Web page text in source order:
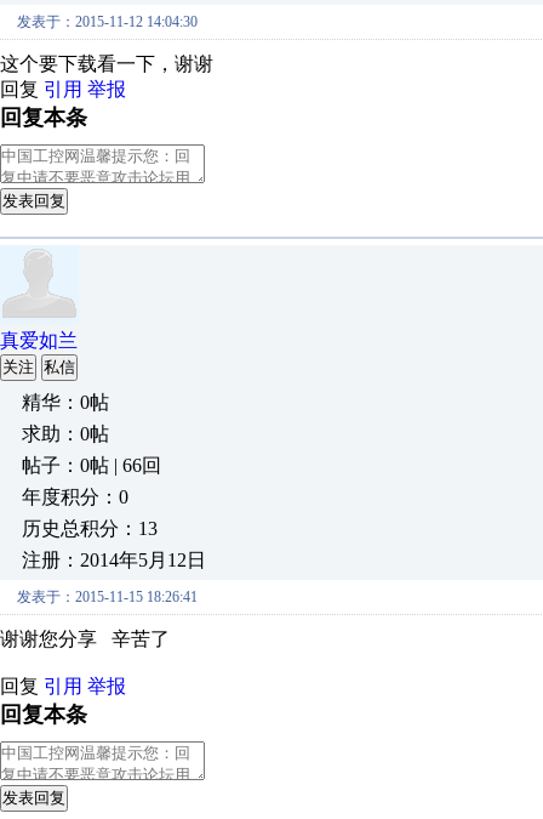
发表于：2015-11-12 14:04:30
这个要下载看一下，谢谢
回复 引用 举报
回复本条
发表回复
真爱如兰
关注 私信
精华：0帖
求助：0帖
帖子：0帖 | 66回
年度积分：0
历史总积分：13
注册：2014年5月12日
发表于：2015-11-15 18:26:41
谢谢您分享 辛苦了
回复 引用 举报
回复本条
发表回复